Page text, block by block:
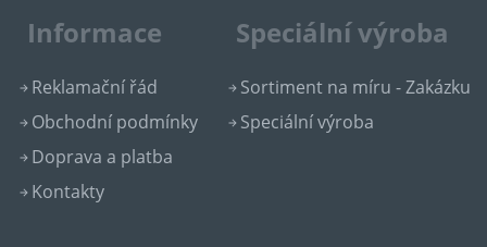
Informace
Reklamační řád
Obchodní podmínky
Doprava a platba
Kontakty
Speciální výroba
Sortiment na míru - Zakázku
Speciální výroba